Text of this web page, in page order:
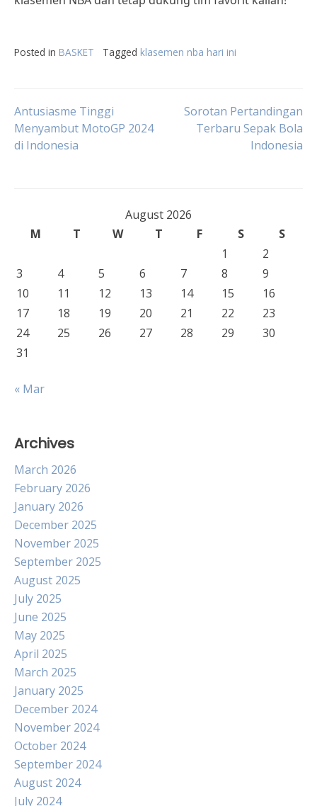
Posted in BASKET Tagged klasemen nba hari ini
Post
navigation
Antusiasme Tinggi
Menyambut MotoGP 2024
di Indonesia
Sorotan Pertandingan
Terbaru Sepak Bola
Indonesia
August 2026
M
T W T F S
S
1
2
3
4 5 6 7 8
9
10
11 12 13 14 15
16
17
18 19 20 21 22
23
24
25 26 27 28 29
30
31
« Mar
Archives
March 2026
February 2026
January 2026
December 2025
November 2025
September 2025
August 2025
July 2025
June 2025
May 2025
April 2025
March 2025
January 2025
December 2024
November 2024
October 2024
September 2024
August 2024
July 2024